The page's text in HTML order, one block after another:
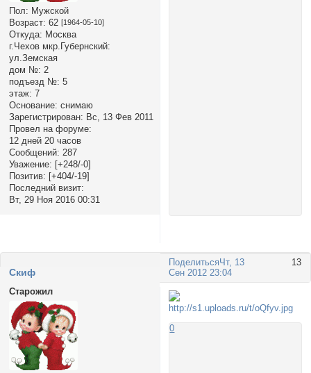
Пол: Мужской
Возраст: 62 [1964-05-10]
Откуда: Москва
г.Чехов мкр.Губернский:
ул.Земская
дом №: 2
подъезд №: 5
этаж: 7
Основание: снимаю
Зарегистрирован: Вс, 13 Фев 2011
Провел на форуме:
12 дней 20 часов
Сообщений: 287
Уважение: [+248/-0]
Позитив: [+404/-19]
Последний визит:
Вт, 29 Ноя 2016 00:31
Поделиться 13
Чт, 13
Сен 2012 23:04
Cкиф
Старожил
0